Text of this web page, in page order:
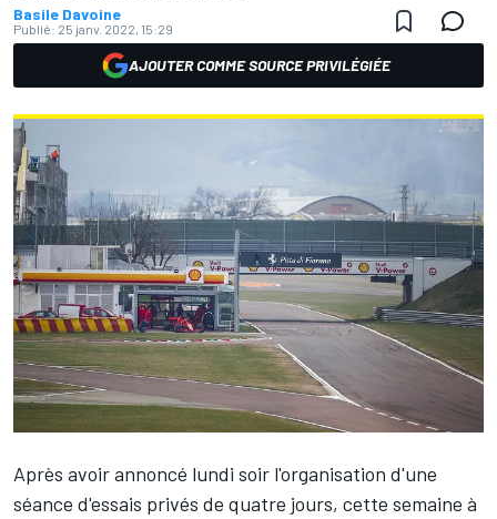
Basile Davoine
Publié: 25 janv. 2022, 15:29
AJOUTER COMME SOURCE PRIVILÉGIÉE
Après avoir annoncé lundi soir l'organisation d'une
séance d'essais privés de quatre jours, cette semaine à